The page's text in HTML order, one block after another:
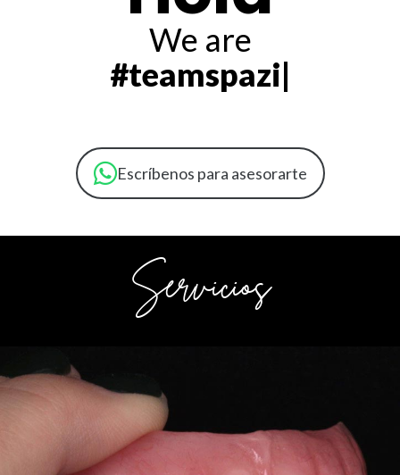
We are
|
Escríbenos para asesorarte
Servicios